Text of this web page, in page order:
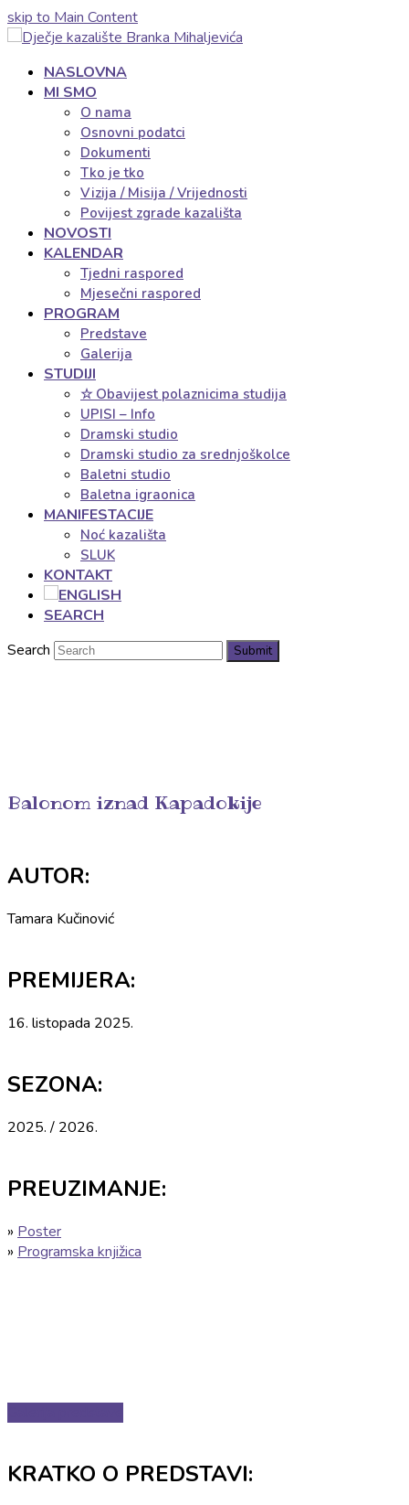
skip to Main Content
NASLOVNA
MI SMO
O nama
Osnovni podatci
Dokumenti
Tko je tko
Vizija / Misija / Vrijednosti
Povijest zgrade kazališta
NOVOSTI
KALENDAR
Tjedni raspored
Mjesečni raspored
PROGRAM
Predstave
Galerija
STUDIJI
☆ Obavijest polaznicima studija
UPISI – Info
Dramski studio
Dramski studio za srednjoškolce
Baletni studio
Baletna igraonica
MANIFESTACIJE
Noć kazališta
SLUK
KONTAKT
SEARCH
Search
Submit
Balonom iznad Kapadokije
AUTOR:
Tamara Kučinović
PREMIJERA:
16. listopada 2025.
SEZONA:
2025. / 2026.
PREUZIMANJE:
» Poster
» Programska knjižica
KRATKO O PREDSTAVI: